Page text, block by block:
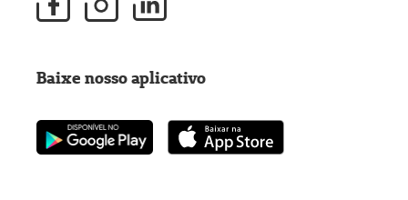
Baixe nosso aplicativo